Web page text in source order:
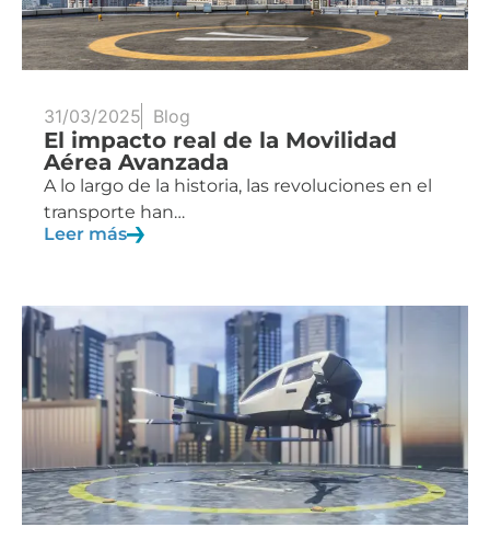
31/03/2025 Blog
El impacto real de la Movilidad
Aérea Avanzada
A lo largo de la historia, las revoluciones en el
transporte han…
Leer más